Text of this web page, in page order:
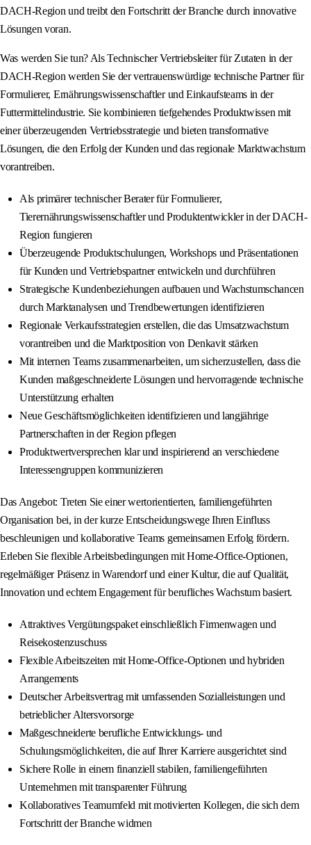
DACH-Region und treibt den Fortschritt der Branche durch innovative
Lösungen voran.
Was werden Sie tun? Als Technischer Vertriebsleiter für Zutaten in der
DACH-Region werden Sie der vertrauenswürdige technische Partner für
Formulierer, Ernährungswissenschaftler und Einkaufsteams in der
Futtermittelindustrie. Sie kombinieren tiefgehendes Produktwissen mit
einer überzeugenden Vertriebsstrategie und bieten transformative
Lösungen, die den Erfolg der Kunden und das regionale Marktwachstum
vorantreiben.
Als primärer technischer Berater für Formulierer,
Tierernährungswissenschaftler und Produktentwickler in der DACH-
Region fungieren
Überzeugende Produktschulungen, Workshops und Präsentationen
für Kunden und Vertriebspartner entwickeln und durchführen
Strategische Kundenbeziehungen aufbauen und Wachstumschancen
durch Marktanalysen und Trendbewertungen identifizieren
Regionale Verkaufsstrategien erstellen, die das Umsatzwachstum
vorantreiben und die Marktposition von Denkavit stärken
Mit internen Teams zusammenarbeiten, um sicherzustellen, dass die
Kunden maßgeschneiderte Lösungen und hervorragende technische
Unterstützung erhalten
Neue Geschäftsmöglichkeiten identifizieren und langjährige
Partnerschaften in der Region pflegen
Produktwertversprechen klar und inspirierend an verschiedene
Interessengruppen kommunizieren
Das Angebot: Treten Sie einer wertorientierten, familiengeführten
Organisation bei, in der kurze Entscheidungswege Ihren Einfluss
beschleunigen und kollaborative Teams gemeinsamen Erfolg fördern.
Erleben Sie flexible Arbeitsbedingungen mit Home-Office-Optionen,
regelmäßiger Präsenz in Warendorf und einer Kultur, die auf Qualität,
Innovation und echtem Engagement für berufliches Wachstum basiert.
Attraktives Vergütungspaket einschließlich Firmenwagen und
Reisekostenzuschuss
Flexible Arbeitszeiten mit Home-Office-Optionen und hybriden
Arrangements
Deutscher Arbeitsvertrag mit umfassenden Sozialleistungen und
betrieblicher Altersvorsorge
Maßgeschneiderte berufliche Entwicklungs- und
Schulungsmöglichkeiten, die auf Ihrer Karriere ausgerichtet sind
Sichere Rolle in einem finanziell stabilen, familiengeführten
Unternehmen mit transparenter Führung
Kollaboratives Teamumfeld mit motivierten Kollegen, die sich dem
Fortschritt der Branche widmen